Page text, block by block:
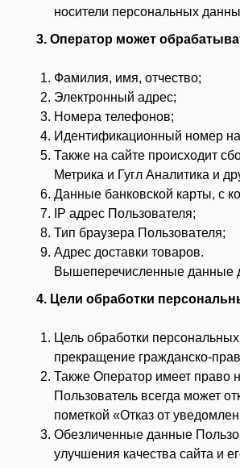
носители персональных
3. Оператор может
Фамилия, имя, отчество;
Электронный адрес;
Номера телефонов;
Идентификационный номер
Также на сайте происходит
Метрика и Гугл Аналитика и
Данные банковской карты, с
IP адрес Пользователя;
Тип браузера Пользователя;
Адрес доставки товаров.
Вышеперечисленные данные
4. Цели обработки
Цель обработки
прекращение гражданско-
Также Оператор имеет право
Пользователь всегда может
пометкой «Отказ от
Обезличенные данные
улучшения качества сайта и